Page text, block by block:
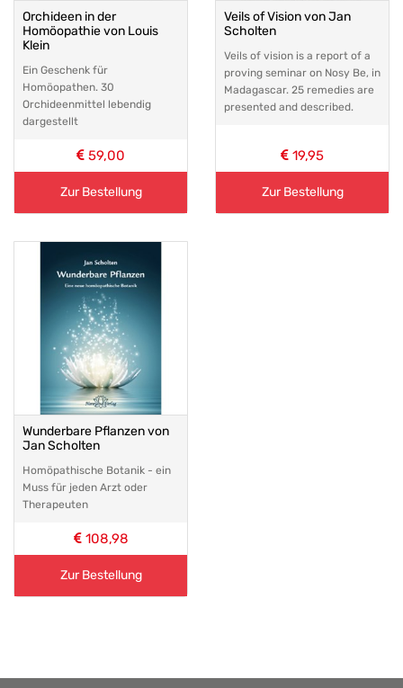
Orchideen in der
Homöopathie von Louis
Klein
Ein Geschenk für
Homöopathen. 30
Orchideenmittel lebendig
dargestellt
59,00
Zur Bestellung
Veils of Vision von Jan
Scholten
Veils of vision is a report of a
proving seminar on Nosy Be, in
Madagascar. 25 remedies are
presented and described.
19,95
Zur Bestellung
Wunderbare Pflanzen von
Jan Scholten
Homöpathische Botanik - ein
Muss für jeden Arzt oder
Therapeuten
108,98
Zur Bestellung